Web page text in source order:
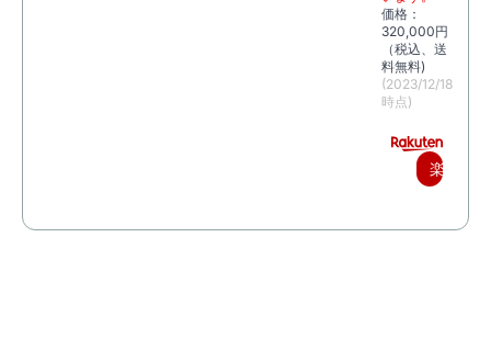
価格：
320,000円
（税込、送
料無料)
(2023/12/18
時点)
楽